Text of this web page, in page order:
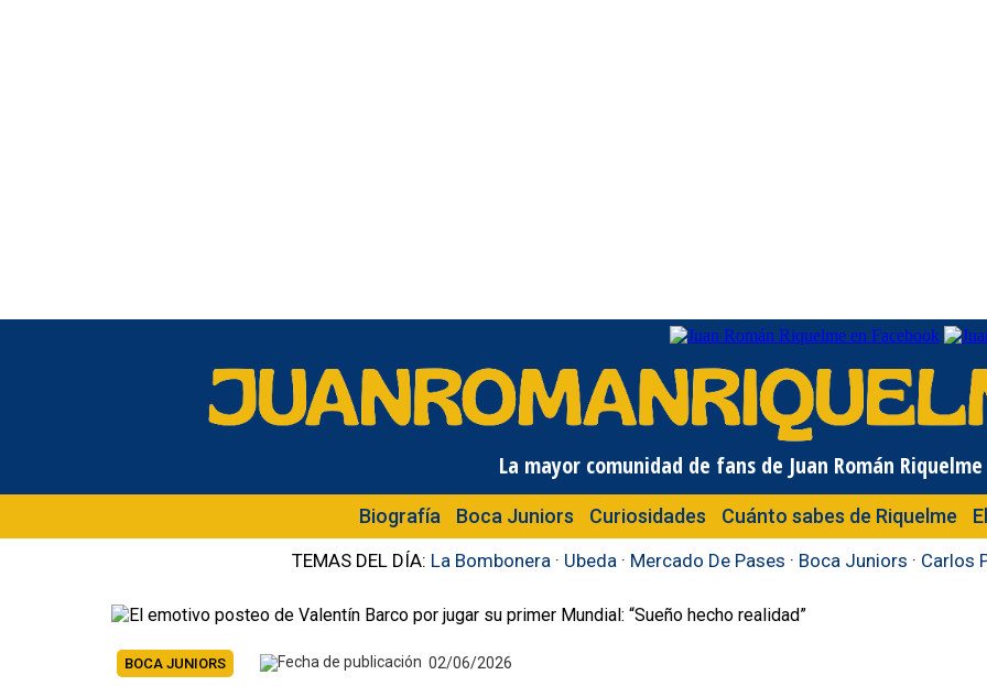
La mayor comunidad de fans de Juan Román Riquelme
Biografía Boca Juniors Curiosidades Cuánto sabes de Riquelme
TEMAS DEL DÍA: La Bombonera · Ubeda · Mercado De Pases · Boca Juniors · Carlos
BOCA JUNIORS 02/06/2026